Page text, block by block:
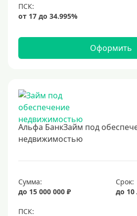
6,9%
8%
9%
12%
13%
17%
18%
19%
Оформить
Альфа БанкЗайм под
недвижимостью
Сумма:
до 15 000 000 ₽
Срок:
до 10